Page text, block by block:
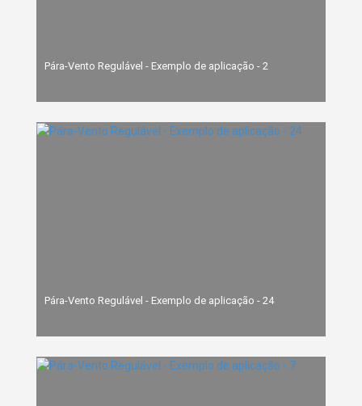
Pára-Vento Regulável - Exemplo de aplicação - 2
Pára-Vento Regulável - Exemplo de aplicação - 24